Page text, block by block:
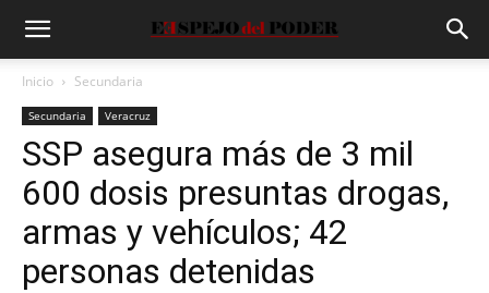
Inicio Secundaria
Secundaria Veracruz
SSP asegura más de 3 mil
600 dosis presuntas drogas,
armas y vehículos; 42
personas detenidas